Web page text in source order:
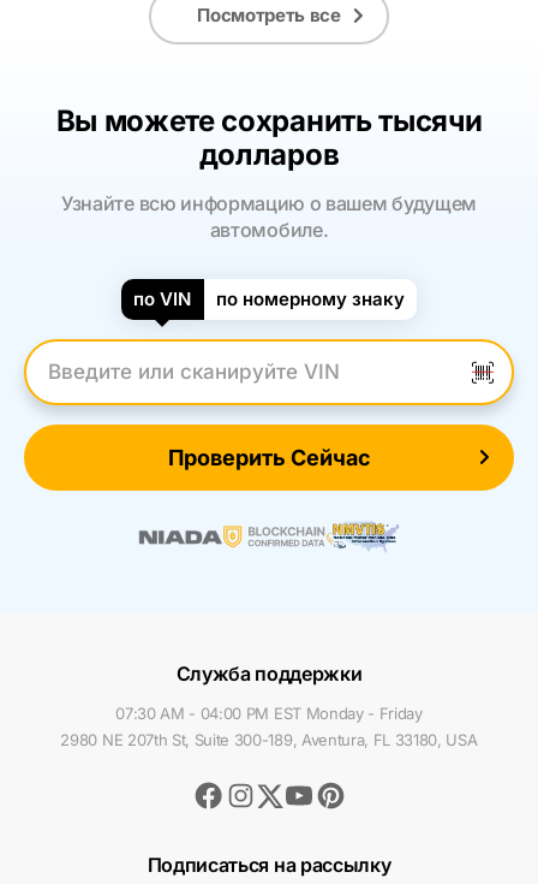
Посмотреть все
Вы можете сохранить тысячи
долларов
Узнайте всю информацию о вашем будущем
автомобиле.
по VIN по номерному знаку
Введите VIN
Проверить Сейчас
Служба поддержки
07:30 AM - 04:00 PM EST Monday - Friday
2980 NE 207th St, Suite 300-189, Aventura, FL 33180, USA
Facebook
Instagram
TwitterYoutubePinterest
Подписаться на рассылку